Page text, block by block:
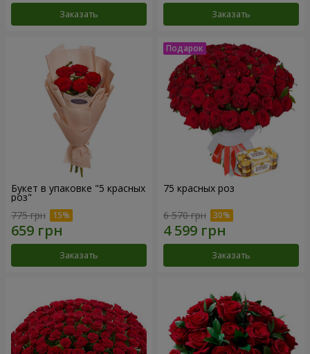
Заказать Заказать
Букет в упаковке "5 красных
роз"
775 грн
Заказать
75 красных роз
6 570 грн
Заказать